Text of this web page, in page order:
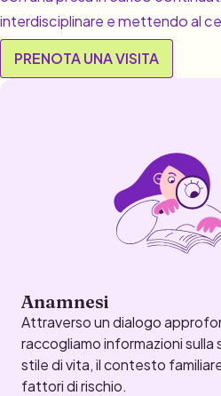
interdisciplinare e mettendo al
PRENOTA UNA VISITA
Anamnesi
Attraverso un dialogo
raccogliamo informazioni sulla
stile di vita, il contesto
fattori di rischio.